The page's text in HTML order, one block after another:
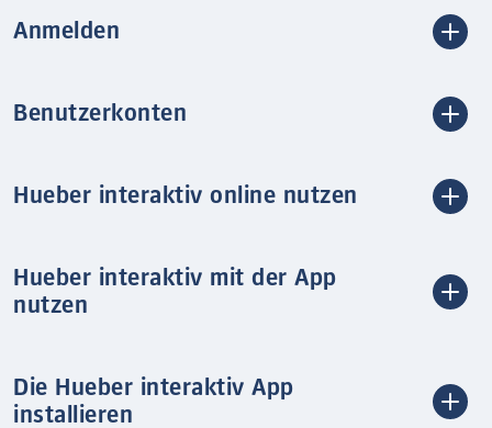
Anmelden
Benutzerkonten
Hueber interaktiv online nutzen
Hueber interaktiv mit der App
nutzen
Die Hueber interaktiv App
installieren